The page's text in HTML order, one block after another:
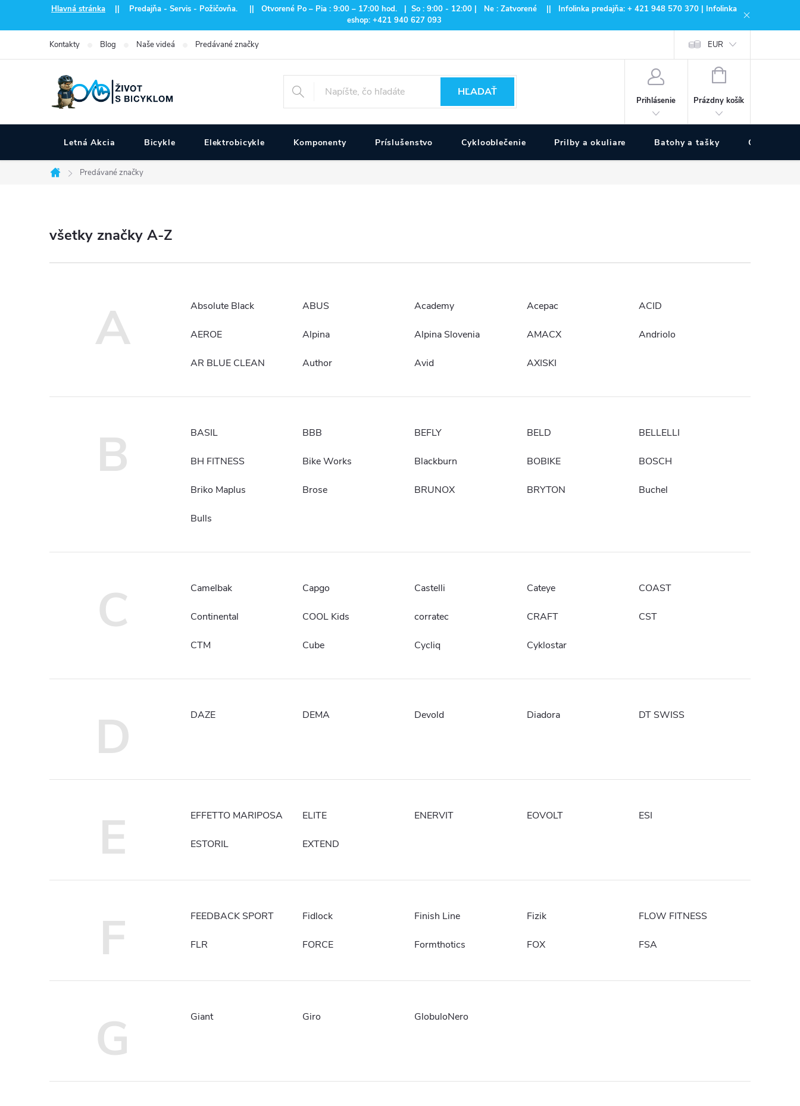
Hlavná stránka || Predajňa - Servis - Požičovňa. || Otvorené Po – Pia : 9:00 – 17:00 hod. | So : 9:00 - 12:00 | Ne : Zatvorené || Infolinka predajňa: + 421 948 570 370 | Infolinka
eshop: +421 940 627 093
Kontakty Blog Naše videá Predávané značky EUR
HĽADAŤ
Prihlásenie
NÁKUPNÝ
Prázdny košík
Letná Akcia Bicykle Elektrobicykle Komponenty Príslušenstvo Cyklooblečenie Prilby a okuliare Batohy a tašky Outdoor
Domov
Predávané značky
všetky značky A-Z
A Absolute Black ABUS Academy Acepac ACID
AEROE Alpina Alpina Slovenia AMACX Andriolo
AR BLUE CLEAN Author Avid AXISKI
B BASIL BBB BEFLY BELD BELLELLI
BH FITNESS Bike Works Blackburn BOBIKE BOSCH
Briko Maplus Brose BRUNOX BRYTON Buchel
Bulls
C Camelbak Capgo Castelli Cateye COAST
Continental COOL Kids corratec CRAFT CST
CTM Cube Cycliq Cyklostar
D DAZE DEMA Devold Diadora DT SWISS
E EFFETTO MARIPOSA ELITE ENERVIT EOVOLT ESI
ESTORIL EXTEND
F FEEDBACK SPORT Fidlock Finish Line Fizik FLOW FITNESS
FLR FORCE Formthotics FOX FSA
G Giant Giro GlobuloNero